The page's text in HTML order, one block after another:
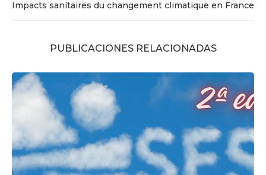
Impacts sanitaires du changement climatique en France
PUBLICACIONES RELACIONADAS